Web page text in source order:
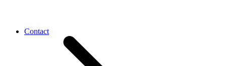
Contact